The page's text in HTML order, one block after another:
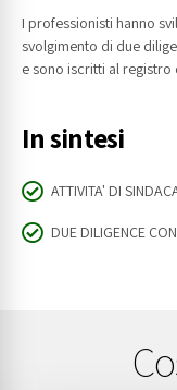
I professionisti hanno
svolgimento di due
e sono iscritti al registro
In sintesi
ATTIVITA' DI
DUE DILIGENCE